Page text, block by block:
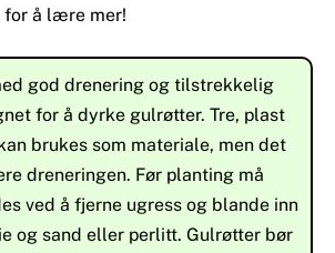
for å lære mer!
god drenering og tilstrekkelig
for å dyrke gulrøtter. Tre, plast
brukes som materiale, men det
dreneringen. Før planting må
ved å fjerne ugress og blande inn
og sand eller perlitt. Gulrøtter bør